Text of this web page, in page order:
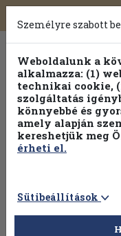
Toggle
navigation
Vissza az előző
Személyre szabott
Weboldalunk a
alkalmazza: (1)
technikai cookie,
szolgáltatás
könnyebbé és
amely alapján
kereshetjük meg
érheti el.
Sütibeállítások